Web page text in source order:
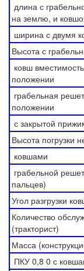
длина с
на землю, и
ширина с двумя
Высота с
ковш
положении
грабельная
положении
с закрытой
Высота погрузки
ковшами
грабельной
пальцев)
Угол разгрузки
Количество
(тракторист)
Масса
ПКУ 0,8 0 с